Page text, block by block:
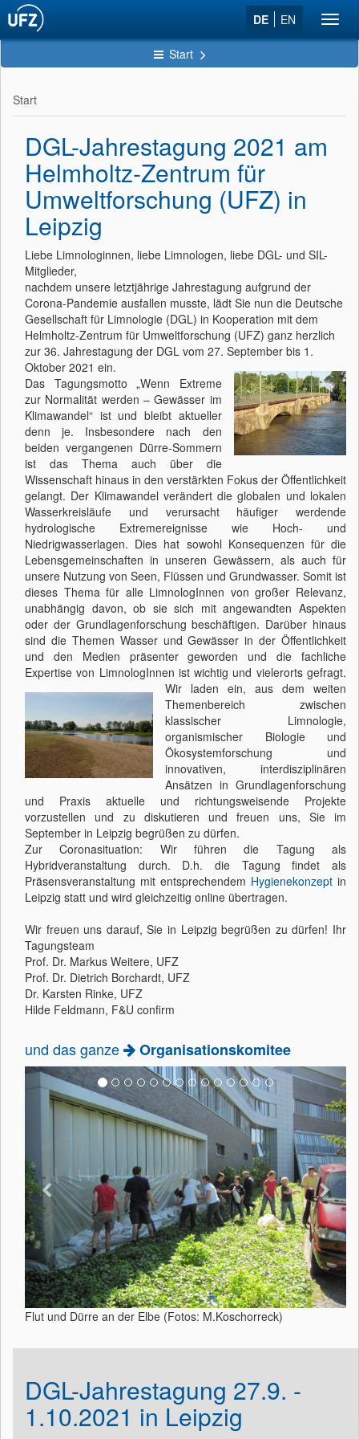
DE EN
Start
Start
DGL-Jahrestagung 2021 am
Helmholtz-Zentrum für
Umweltforschung (UFZ) in
Leipzig
Liebe Limnologinnen, liebe Limnologen, liebe DGL- und SIL-
Mitglieder,
nachdem unsere letztjährige Jahrestagung aufgrund der
Corona-Pandemie ausfallen musste, lädt Sie nun die Deutsche
Gesellschaft für Limnologie (DGL) in Kooperation mit dem
Helmholtz-Zentrum für Umweltforschung (UFZ) ganz herzlich
zur 36. Jahrestagung der DGL vom 27. September bis 1.
Oktober 2021 ein.
Das Tagungsmotto „Wenn Extreme
zur Normalität werden – Gewässer im
Klimawandel“ ist und bleibt aktueller
denn je. Insbesondere nach den
beiden vergangenen Dürre-Sommern
ist das Thema auch über die
Wissenschaft hinaus in den verstärkten Fokus der Öffentlichkeit
gelangt. Der Klimawandel verändert die globalen und lokalen
Wasserkreisläufe und verursacht häufiger werdende
hydrologische Extremereignisse wie Hoch- und
Niedrigwasserlagen. Dies hat sowohl Konsequenzen für die
Lebensgemeinschaften in unseren Gewässern, als auch für
unsere Nutzung von Seen, Flüssen und Grundwasser. Somit ist
dieses Thema für alle LimnologInnen von großer Relevanz,
unabhängig davon, ob sie sich mit angewandten Aspekten
oder der Grundlagenforschung beschäftigen. Darüber hinaus
sind die Themen Wasser und Gewässer in der Öffentlichkeit
und den Medien präsenter geworden und die fachliche
Expertise von LimnologInnen ist wichtig und vielerorts gefragt.
Wir laden ein, aus dem weiten
Themenbereich zwischen
klassischer Limnologie,
organismischer Biologie und
Ökosystemforschung und
innovativen, interdisziplinären
Ansätzen in Grundlagenforschung
und Praxis aktuelle und richtungsweisende Projekte
vorzustellen und zu diskutieren und freuen uns, Sie im
September in Leipzig begrüßen zu dürfen.
Zur Coronasituation: Wir führen die Tagung als
Hybridveranstaltung durch. D.h. die Tagung findet als
Präsensveranstaltung mit entsprechendem Hygienekonzept in
Leipzig statt und wird gleichzeitig online übertragen.
Wir freuen uns darauf, Sie in Leipzig begrüßen zu dürfen! Ihr
Tagungsteam
Prof. Dr. Markus Weitere, UFZ
Prof. Dr. Dietrich Borchardt, UFZ
Dr. Karsten Rinke, UFZ
Hilde Feldmann, F&U confirm
und das ganze Organisationskomitee
Flut und Dürre an der Elbe (Fotos: M.Koschorreck)
DGL-Jahrestagung 27.9. -
1.10.2021 in Leipzig